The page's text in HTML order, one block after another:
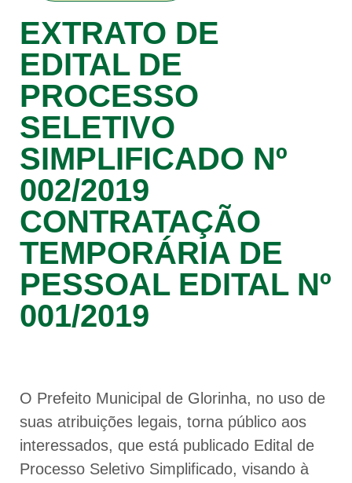
EXTRATO DE
EDITAL DE
PROCESSO
SELETIVO
SIMPLIFICADO Nº
002/2019
CONTRATAÇÃO
TEMPORÁRIA DE
PESSOAL EDITAL Nº
001/2019
O Prefeito Municipal de Glorinha, no uso de
suas atribuições legais, torna público aos
interessados, que está publicado Edital de
Processo Seletivo Simplificado, visando à